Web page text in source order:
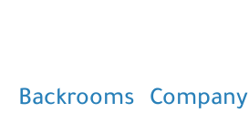
ما هي لعبة Backrooms Company